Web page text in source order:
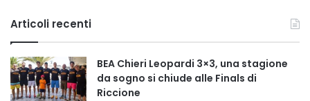
Articoli recenti
BEA Chieri Leopardi 3×3, una stagione
da sogno si chiude alle Finals di
Riccione